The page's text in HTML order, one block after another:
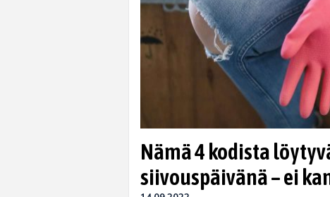
Nämä 4 kodista
siivouspäivänä – ei